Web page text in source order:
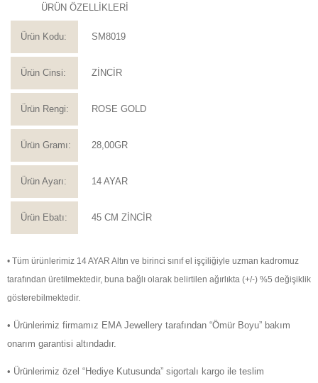
ÜRÜN ÖZELLİKLERİ
Ürün Kodu: SM8019
Ürün Cinsi: ZİNCİR
Ürün Rengi: ROSE GOLD
Ürün Gramı: 28,00GR
Ürün Ayarı: 14 AYAR
Ürün Ebatı: 45 CM ZİNCİR
• Tüm ürünlerimiz 14 AYAR Altın ve birinci sınıf el işçiliğiyle uzman kadromuz
tarafından üretilmektedir, buna bağlı olarak belirtilen ağırlıkta (+/-) %5 değişiklik
gösterebilmektedir.
• Ürünlerimiz firmamız EMA Jewellery tarafından “Ömür Boyu” bakım
onarım garantisi altındadır.
• Ürünlerimiz özel “Hediye Kutusunda” sigortalı kargo ile teslim